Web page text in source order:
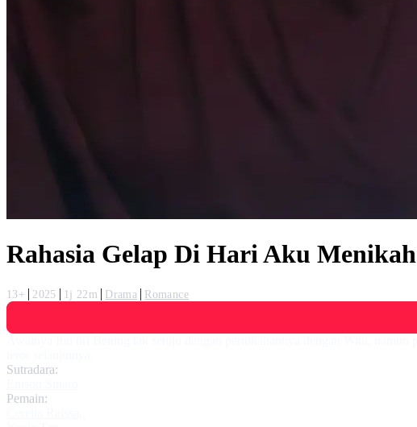
Rahasia Gelap Di Hari Aku Menikah
13+ 2025 1j 22m Drama
Romance
Sutradara:
Pemain: